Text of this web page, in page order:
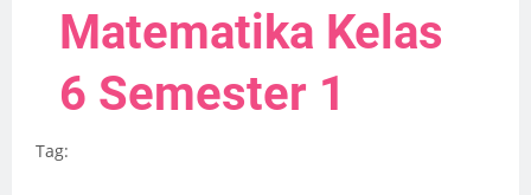
Matematika Kelas
6 Semester 1
Tag: